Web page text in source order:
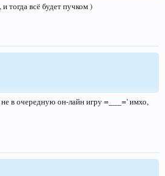
тогда всё будет пучком )
в очередную он-лайн игру =___=' имхо,